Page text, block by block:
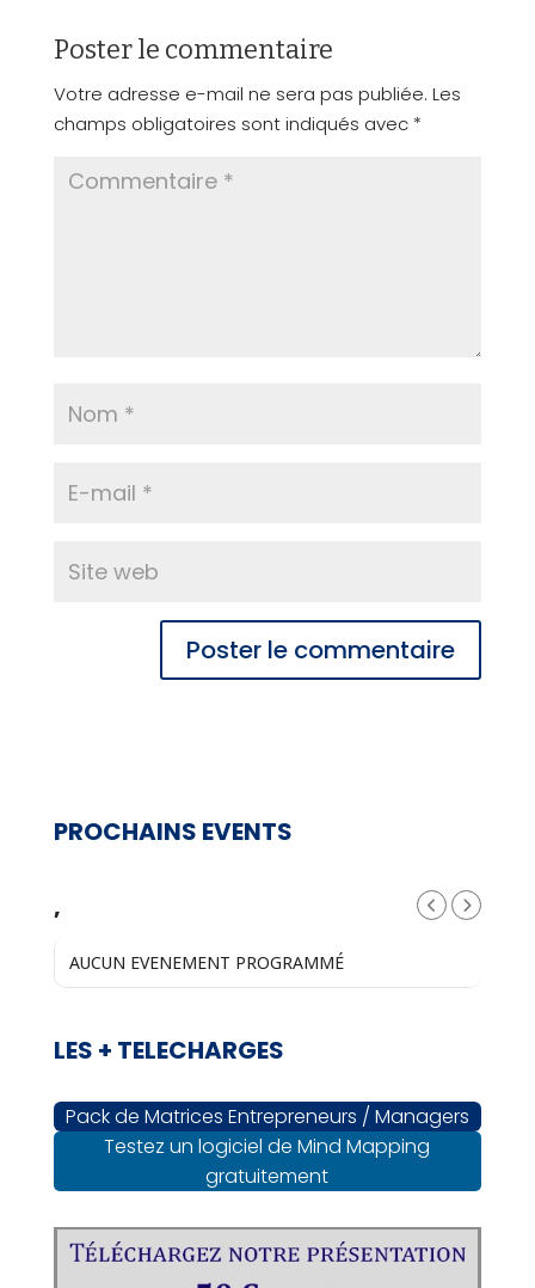
Poster le commentaire
Votre adresse e-mail ne sera pas publiée. Les
champs obligatoires sont indiqués avec *
PROCHAINS EVENTS
,
AUCUN EVENEMENT PROGRAMMÉ
LES + TELECHARGES
Pack de Matrices Entrepreneurs / Managers
Testez un logiciel de Mind Mapping
gratuitement